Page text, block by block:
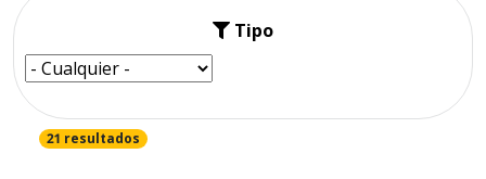
Tipo
21 resultados